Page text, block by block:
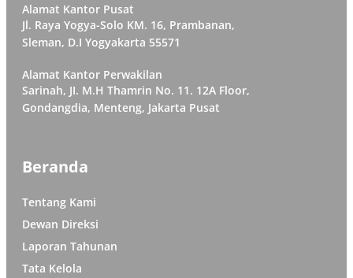
Alamat Kantor Pusat
Jl. Raya Yogya-Solo KM. 16, Prambanan,
Sleman, D.I Yogyakarta 55571
Alamat Kantor Perwakilan
Sarinah, JI. M.H Thamrin No. 11. 12A Floor,
Gondangdia, Menteng, Jakarta Pusat
Beranda
Tentang Kami
Dewan Direksi
Laporan Tahunan
Tata Kelola